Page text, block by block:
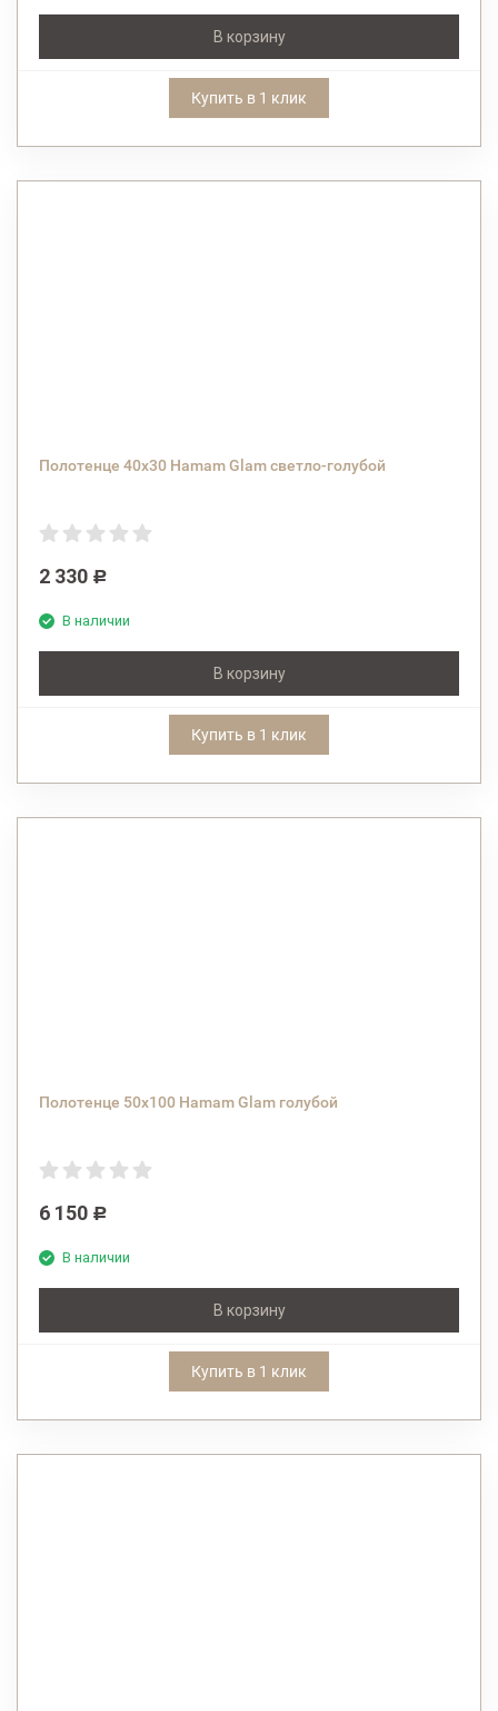
В корзину
Купить в 1 клик
Полотенце 40х30 Hamam Glam светло-голубой
2 330 Р
В наличии
В корзину
Купить в 1 клик
Полотенце 50x100 Hamam Glam голубой
6 150 Р
В наличии
В корзину
Купить в 1 клик